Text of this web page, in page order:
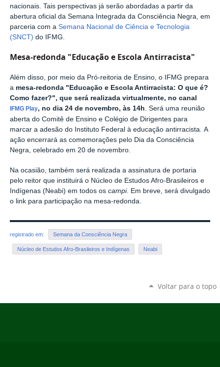
nacionais. Tais perspectivas já serão abordadas a partir da
abertura oficial da Semana Integrada da Consciência Negra, em
parceria com a Semana Nacional de Ciência e Tecnologia
(SNCT) do IFMG.
Mesa-redonda "Educação e Escola Antirracista"
Além disso, por meio da Pró-reitoria de Ensino, o IFMG prepara
a mesa-redonda "Educação e Escola Antirracista: O que é?
Como fazer?", que será realizada virtualmente, no canal
IFMG Play, no dia 24 de novembro, às 14h Será uma reunião
aberta do Comitê de Ensino e Colégio de Dirigentes para
marcar a adesão do Instituto Federal à educação antirracista. A
ação encerrará as comemorações pelo Dia da Consciência
Negra, celebrado em 20 de novembro.
Na ocasião, também será realizada a assinatura de portaria
pelo reitor que instituirá o Núcleo de Estudos Afro-Brasileiros e
Indígenas (Neabi) em todos os campi. Em breve, será divulgado
o link para participação na mesa-redonda.
registrado em: Semana da Consciência Negra
Núcleo de Estudos Afro-Brasileiros e Indígenas Neabi
Voltar para o topo